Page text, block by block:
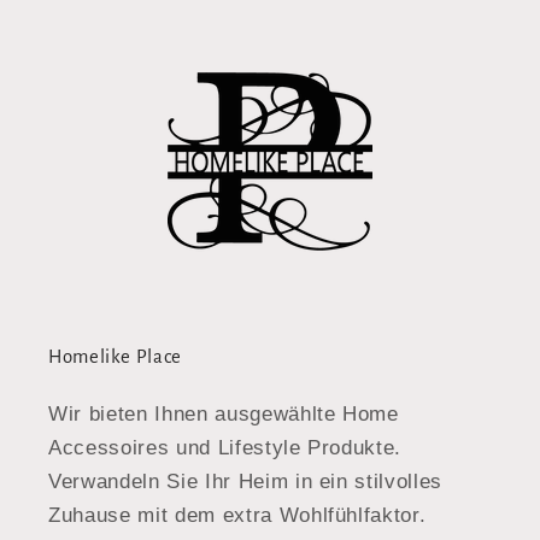
Homelike Place
Wir bieten Ihnen ausgewählte Home
Accessoires und Lifestyle Produkte.
Verwandeln Sie Ihr Heim in ein stilvolles
Zuhause mit dem extra Wohlfühlfaktor.